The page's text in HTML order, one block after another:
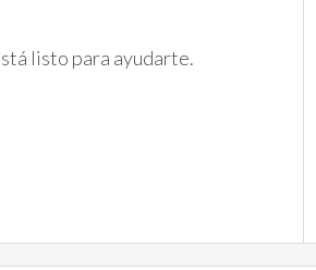
listo para ayudarte.